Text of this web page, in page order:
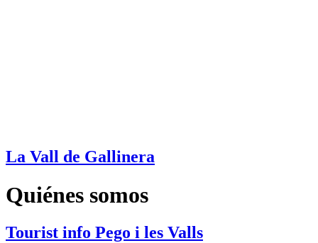
La Vall de Gallinera
Quiénes somos
Tourist info Pego i les Valls